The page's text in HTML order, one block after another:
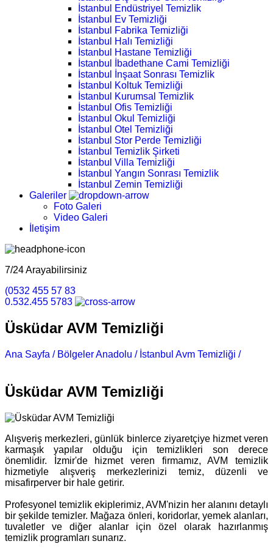
İstanbul Endüstriyel Temizlik
İstanbul Ev Temizliği
İstanbul Fabrika Temizliği
İstanbul Halı Temizliği
İstanbul Hastane Temizliği
İstanbul İbadethane Cami Temizliği
İstanbul İnşaat Sonrası Temizlik
İstanbul Koltuk Temizliği
İstanbul Kurumsal Temizlik
İstanbul Ofis Temizliği
İstanbul Okul Temizliği
İstanbul Otel Temizliği
İstanbul Stor Perde Temizliği
İstanbul Temizlik Şirketi
İstanbul Villa Temizliği
İstanbul Yangın Sonrası Temizlik
İstanbul Zemin Temizliği
Galeriler
Foto Galeri
Video Galeri
İletişim
7/24 Arayabilirsiniz
(0532 455 57 83
0.532.455 5783
Üsküdar AVM Temizliği
Ana Sayfa / Bölgeler Anadolu / İstanbul Avm Temizliği /
Üsküdar AVM Temizliği
Alışveriş merkezleri, günlük binlerce ziyaretçiye hizmet veren
karmaşık yapılar olduğu için temizlikleri son derece
önemlidir. İzmir'de hizmet veren firmamız, AVM temizlik
hizmetiyle alışveriş merkezlerinizi temiz, düzenli ve
misafirperver bir hale getirir.
Profesyonel temizlik ekiplerimiz, AVM'nizin her alanını detaylı
bir şekilde temizler. Mağaza önleri, koridorlar, yemek alanları,
tuvaletler ve diğer alanlar için özel olarak hazırlanmış
temizlik programları sunarız.